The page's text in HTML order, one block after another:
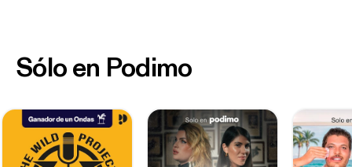
Sólo en Podimo